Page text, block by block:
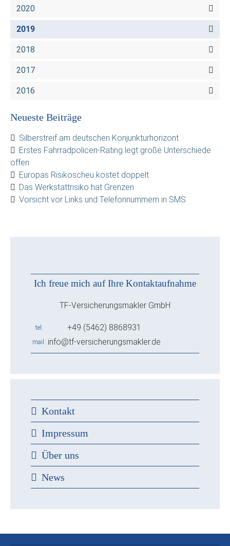
2020
2019
2018
2017
2016
Neueste Beiträge
Silberstreif am deutschen Konjunkturhorizont
Erstes Fahrradpolicen-Rating legt große Unterschiede
offen
Europas Risikoscheu kostet doppelt
Das Werkstattrisiko hat Grenzen
Vorsicht vor Links und Telefonnummern in SMS
Ich freue mich auf Ihre Kontaktaufnahme
TF-Versicherungsmakler GmbH
tel +49 (5462) 8868931
mail info@tf-versicherungsmakler.de
Kontakt
Impressum
Über uns
News